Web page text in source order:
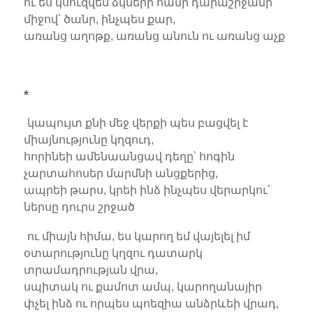
միջով՝ ծանր, ինչպես քար,
առանց աղոթք, առանց անուն ու առանց աչք
*
կապույտ քնի մեջ վերքի պես բացվել է
միայնությունը կղզուդ,
հորինեի ամենաանցավ դեղը՝ հոգին
չարտահոսեր մարմնի անցքերից,
ապրեի թարս, կրեի ինձ ինչպես վերարկու՝
ներսը դուրս շրջած
ու միայն հիմա, ես կարող եմ վայելել իմ
օտարությունը կղզու դատարկ
տրամադրության վրա,
սպիտակ ու քամոտ ամպ, կարողանայիր
փչել ինձ ու որպես պոեզիա անձրևեի վրադ,